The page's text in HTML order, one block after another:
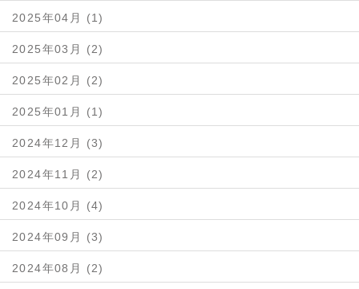
2025年04月 (1)
2025年03月 (2)
2025年02月 (2)
2025年01月 (1)
2024年12月 (3)
2024年11月 (2)
2024年10月 (4)
2024年09月 (3)
2024年08月 (2)